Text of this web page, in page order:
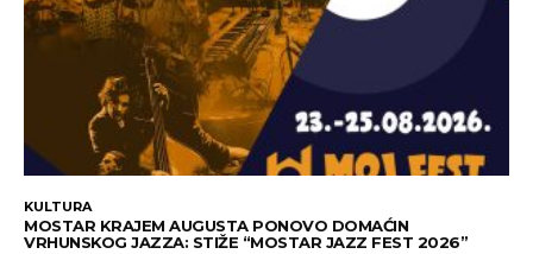
KULTURA
MOSTAR KRAJEM AUGUSTA PONOVO DOMAĆIN
VRHUNSKOG JAZZA: STIŽE “MOSTAR JAZZ FEST 2026”